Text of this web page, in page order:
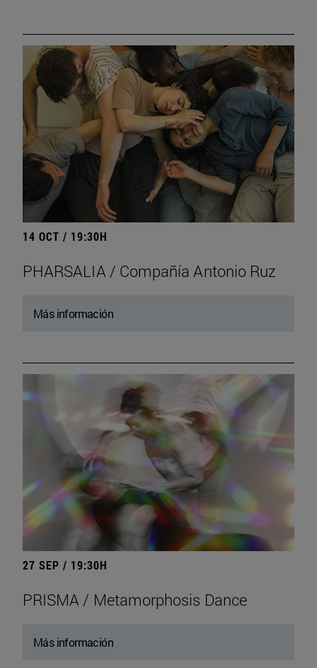
14 OCT / 19:30H
PHARSALIA / Compañía Antonio Ruz
Más información
27 SEP / 19:30H
PRISMA / Metamorphosis Dance
Más información